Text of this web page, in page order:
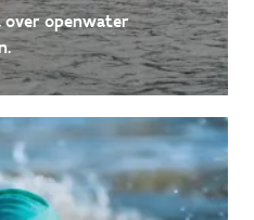
over openwater